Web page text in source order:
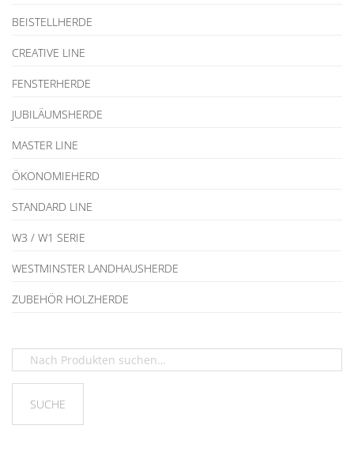
BEISTELLHERDE
CREATIVE LINE
FENSTERHERDE
JUBILÄUMSHERDE
MASTER LINE
ÖKONOMIEHERD
STANDARD LINE
W3 / W1 SERIE
WESTMINSTER LANDHAUSHERDE
ZUBEHÖR HOLZHERDE